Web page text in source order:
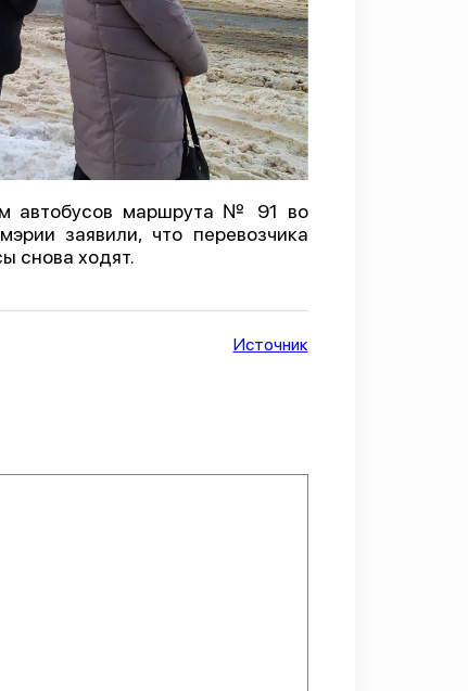
автобусов маршрута № 91 во
заявили, что перевозчика
снова ходят.
Источник